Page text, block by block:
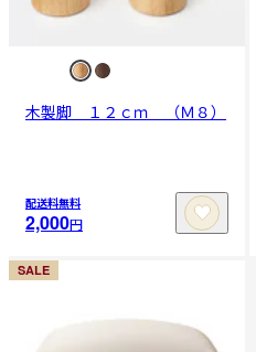
木製脚 １２ｃｍ （Ｍ８）
配送料無料
2,000円
SALE